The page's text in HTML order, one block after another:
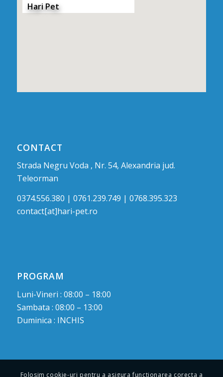
Hari Pet
CONTACT
Strada Negru Voda , Nr. 54, Alexandria jud.
Teleorman
0374.556.380 | 0761.239.749 | 0768.395.323
contact[at]hari-pet.ro
PROGRAM
Luni-Vineri : 08:00 – 18:00
Sambata : 08:00 – 13:00
Duminica : INCHIS
Folosim cookie-uri pentru a asigura functionarea corecta a